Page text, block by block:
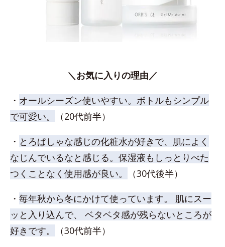
＼お気に入りの理由／
・ オールシーズン使いやすい。ボトルもシンプル
で可愛い。
（20代前半）
・ とろぱしゃな感じの化粧水が好きで、肌によく
なじんでいるなと感じる。保湿液もしっとりべた
つくことなく使用感が良い。
（30代後半）
・ 毎年秋から冬にかけて使っています。 肌にスー
ッと入り込んで、 ベタベタ感が残らないところが
好きです。
（30代前半）